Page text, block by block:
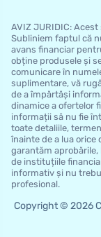
AVIZ JURIDIC:
Subliniem faptul că
avans financiar
obține produsele și
comunicare în
suplimentare, vă
de a împărtăși
dinamice a ofertelor
informații să nu fie
toate detaliile,
înainte de a lua
garantăm
de instituțiile
informativ și nu
profesional.
Copyright © 2026